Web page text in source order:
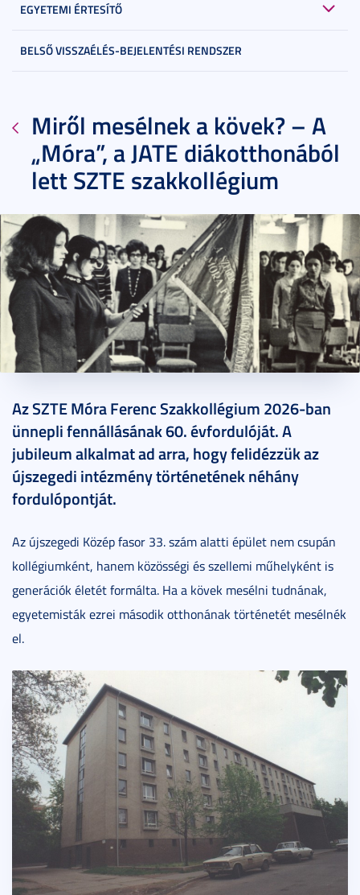
EGYETEMI ÉRTESÍTŐ
BELSŐ VISSZAÉLÉS-BEJELENTÉSI RENDSZER
Miről mesélnek a kövek? – A
„Móra”, a JATE diákotthonából
lett SZTE szakkollégium
Az SZTE Móra Ferenc Szakkollégium 2026-ban
ünnepli fennállásának 60. évfordulóját. A
jubileum alkalmat ad arra, hogy felidézzük az
újszegedi intézmény történetének néhány
fordulópontját.
Az újszegedi Közép fasor 33. szám alatti épület nem csupán
kollégiumként, hanem közösségi és szellemi műhelyként is
generációk életét formálta. Ha a kövek mesélni tudnának,
egyetemisták ezrei második otthonának történetét mesélnék
el.